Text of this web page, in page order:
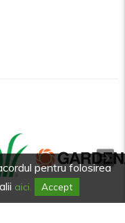
pentru folosirea
aici. Accept